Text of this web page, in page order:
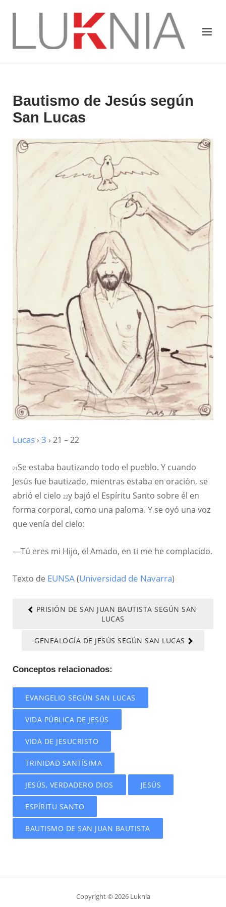
Menú
Bautismo de Jesús según
San Lucas
Lucas › 3 › 21 – 22
21 Se estaba bautizando todo el pueblo. Y cuando
Jesús fue bautizado, mientras estaba en oración, se
abrió el cielo 22y bajó el Espíritu Santo sobre él en
forma corporal, como una paloma. Y se oyó una voz
que venía del cielo:
—Tú eres mi Hijo, el Amado, en ti me he complacido.
Texto de EUNSA(Universidad de Navarra)
PRISIÓN DE SAN JUAN BAUTISTA SEGÚN SAN
LUCAS
GENEALOGÍA DE JESÚS SEGÚN SAN LUCAS
Conceptos relacionados:
EVANGELIO SEGÚN SAN LUCAS
VIDA PÚBLICA DE JESÚS
VIDA DE JESUCRISTO
TRINIDAD SANTÍSIMA
JESÚS, VERDADERO DIOS JESÚS
ESPÍRITU SANTO
BAUTISMO DE SAN JUAN BAUTISTA
Copyright © 2026 Luknia